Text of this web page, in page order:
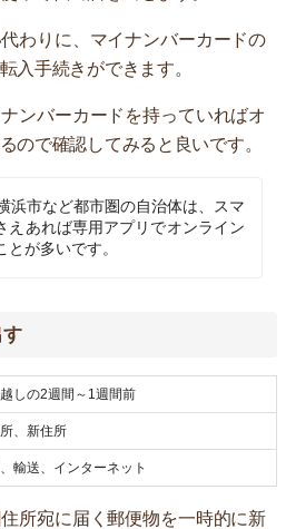
わりに、マイナンバーカードの
入手続きができます。
ンバーカードを持っていればオ
ので確認してみると良いです。
浜市など都市圏の自治体は、スマ
えあれば専用アプリでオンライン
が多いです。
しの2週間～1週間前
、新住所
輸送、インターネット
所宛に届く郵便物を一時的に新